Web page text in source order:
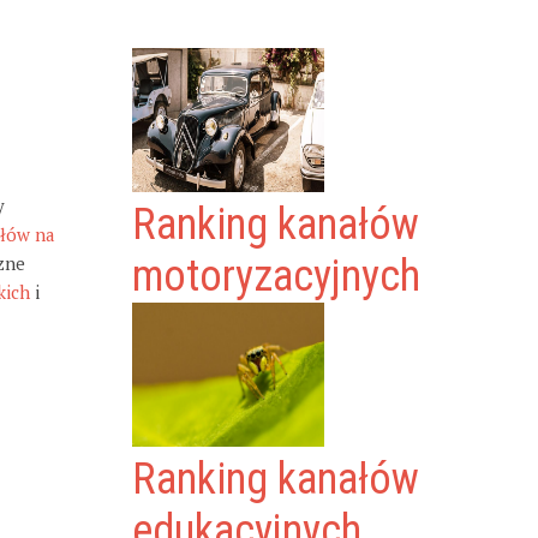
na
i
Ranking kanałów
motoryzacyjnych
Ranking kanałów